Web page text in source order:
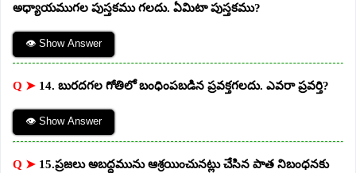
అధ్యాయముగల పుస్తకము గలదు. ఏమిటా పుస్తకము?
👁 Show Answer
Q ➤ 14. బురదగల గోతిలో బంధింపబడిన ప్రవక్తగలదు. ఎవరా ప్రవర్తి?
👁 Show Answer
Q ➤ 15.ప్రజలు అబద్దమును ఆశ్రయించునట్లు చేసిన పాత నిబంధనకు